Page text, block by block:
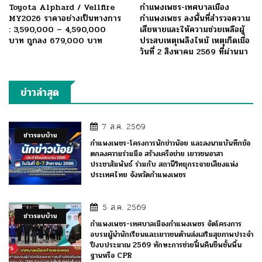
Toyota Alphard / Vellfire
MY2026 ราคาอย่างเป็นทางการ
: 3,590,000 – 4,590,000
บาท ถูกลง 679,000 บาท
กำแพงเพชร-เทศบาลเมือง
กำแพงเพชร ลงพื้นที่สำรวจความ
เสียหายและให้ความช่วยเหลือผู้
ประสบเหตุเพลิงไหม้ เหตุเกิดเมื่อ
วันที่ 2 สิงหาคม 2569 ที่ผ่านมา
ข่าวล่าสุด
ข่าวรอบบ้าน
7 ส.ค. 2569
กำแพงเพชร-โครงการนักข่าวน้อย และลงนามบันทึกข้อ
ตกลงความร่วมมือ สร้างเครือข่าย เยาวชนอาสา
ประชาสัมพันธ์ ร่วมกับ สถานีวิทยุกระจายเสียงแห่ง
ประเทศไทย จังหวัดกำแพงเพชร
ข่าวรอบบ้าน
5 ส.ค. 2569
กำแพงเพชร-เทศบาลเมืองกำแพงเพชร จัดโครงการ
อบรมผู้นำนักเรียนและเยาวชนด้านส่งเสริมสุขภาพประจำ
ปีงบประมาณ 2569 ทักษะการช่วยฟื้นคืนชีพชั้นพื้น
ฐานหรือ CPR